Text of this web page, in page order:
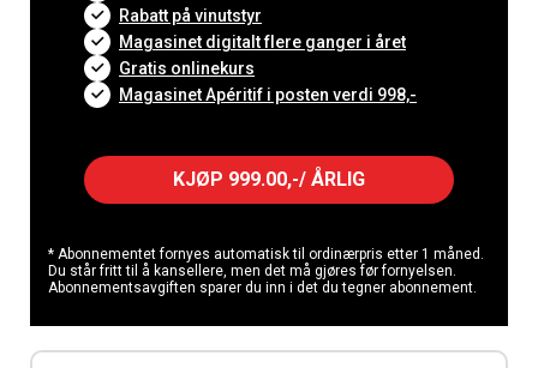
Rabatt på vinutstyr
Magasinet digitalt flere ganger i året
Gratis onlinekurs
Magasinet Apéritif i posten verdi 998,-
KJØP 999.00,-/ ÅRLIG
* Abonnementet fornyes automatisk til ordinærpris etter 1 måned.
Du står fritt til å kansellere, men det må gjøres før fornyelsen.
Abonnementsavgiften sparer du inn i det du tegner abonnement.